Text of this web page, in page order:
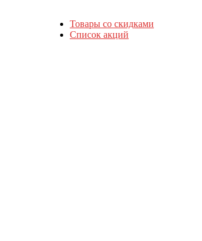
Товары со скидками
Список акций